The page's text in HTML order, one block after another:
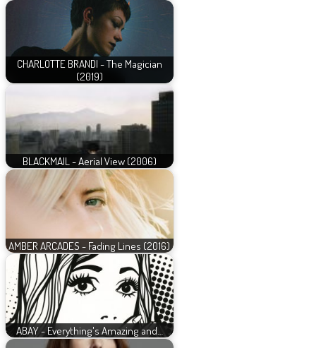
CHARLOTTE BRANDI - The Magician
(2019)
BLACKMAIL - Aerial View (2006)
AMBER ARCADES - Fading Lines (2016)
ABAY - Everything's Amazing and…